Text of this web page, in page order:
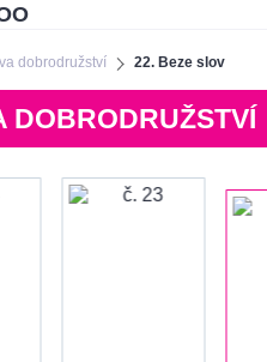
dobrodružství 22. Beze slov
DOBRODRUŽSTVÍ